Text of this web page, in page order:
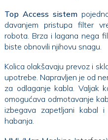
Top Access sistem
davanjem pristupa filter vrećama preko gornjeg kućišta
robota. Brza i lagana nega
biste obnovili njihovu snagu.
Kolica olakšavaju prevoz i
upotrebe. Napravljen je od nerđajućeg
za odlaganje kabla. Valjak
omogućava odmotavanje kabla tokom rada. Na taj način se
izbegava zapetljani kabal
habanja.